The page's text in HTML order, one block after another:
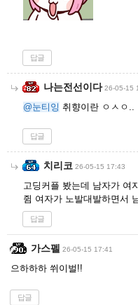
답글
나는전선이다 26-05-15
@눈티잉 취향이란 ㅇㅅㅇ..
답글
치리코 26-05-15 17:43
고딩커플 봤는데 남자가 여
쥠 여자가 노발대발하면서
답글
가스펠 26-05-15 17:41
으하하하 쒸이벌!!
답글